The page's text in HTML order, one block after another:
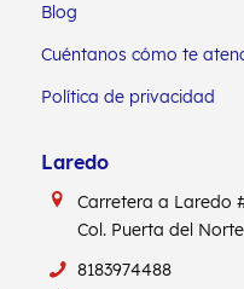
Blog
Cuéntanos cómo te
Política de privacidad
Laredo
Carretera a Laredo
Col. Puerta del
8183974488